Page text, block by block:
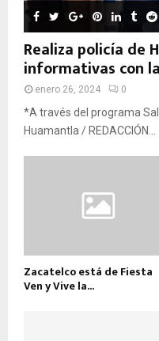
Realiza policía de
informativas con
enero 26, 2024 0
*A través del programa
Huamantla / REDACCIÓN...
Zacatelco está de Fiesta
Ven y Vive la...